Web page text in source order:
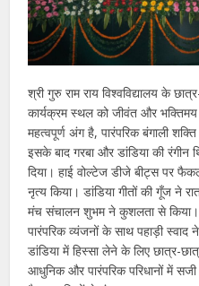
श्री गुरु राम राय विश्वविद्यालय के
कार्यक्रम स्थल को जीवंत और भक्तिमय
महत्वपूर्ण अंग है, पारंपरिक बंगाली
इसके बाद गरबा और डांडिया की रंगीन
दिया। हाई वोल्टेज डीजे बीट्स पर
नृत्य किया। डांडिया गीतों की गूँज ने
मंच संचालन शुभम ने कुशलता से किया।
पारंपरिक व्यंजनों के साथ पहाड़ी
डांडिया में हिस्सा लेने के लिए छात्र-
आधुनिक और पारंपरिक परिधानों में